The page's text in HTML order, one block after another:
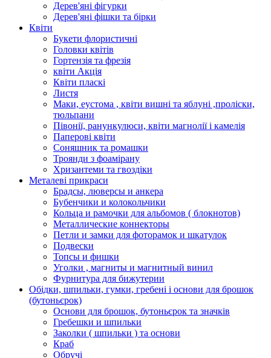
Дерев'яні фігурки
Дерев'яні фішки та бірки
Квіти
Букети флористичні
Головки квітів
Гортензія та фрезія
квіти Акція
Квіти пласкі
Листя
Маки, еустома , квіти вишні та яблуні ,проліски,
тюльпани
Півонії, ранункулюси, квіти магнолії і камелія
Паперові квіти
Соняшник та ромашки
Троянди з фоамірану
Хризантеми та гвоздіки
Металеві прикраси
Брадсы, люверсы и анкера
Бубенчики и колокольчики
Кольца и рамочки для альбомов ( блокнотов)
Металлические коннекторы
Петли и замки для фоторамок и шкатулок
Подвески
Топсы и фишки
Уголки , магниты и магнитный винил
Фурнитура для бижутерии
Обідки, шпильки, гумки, гребені і основи для брошок
(бутоньєрок)
Основи для брошок, бутоньєрок та значків
Гребешки и шпильки
Заколки ( шпильки ) та основи
Краб
Обручі